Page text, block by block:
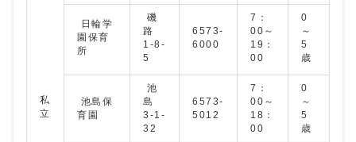
私
立
日輪学
園保育
所
磯
路
1-8-
5
6573-
6000
7：
00～
19：
00
0
～
5
歳
池島保
育園
池
島
3-1-
32
6573-
5012
7：
00～
18：
00
0
～
5
歳